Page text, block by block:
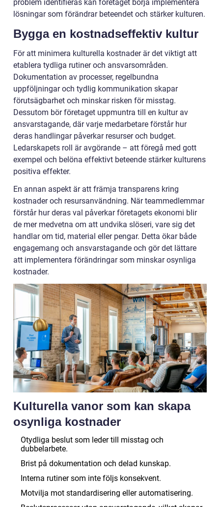
problem identifieras kan företaget börja implementera
lösningar som förändrar beteendet och stärker kulturen.
Bygga en kostnadseffektiv kultur
För att minimera kulturella kostnader är det viktigt att
etablera tydliga rutiner och ansvarsområden.
Dokumentation av processer, regelbundna
uppföljningar och tydlig kommunikation skapar
förutsägbarhet och minskar risken för misstag.
Dessutom bör företaget uppmuntra till en kultur av
ansvarstagande, där varje medarbetare förstår hur
deras handlingar påverkar resurser och budget.
Ledarskapets roll är avgörande – att föregå med gott
exempel och belöna effektivt beteende stärker kulturens
positiva effekter.
En annan aspekt är att främja transparens kring
kostnader och resursanvändning. När teammedlemmar
förstår hur deras val påverkar företagets ekonomi blir
de mer medvetna om att undvika slöseri, vare sig det
handlar om tid, material eller pengar. Detta ökar både
engagemang och ansvarstagande och gör det lättare
att implementera förändringar som minskar osynliga
kostnader.
Kulturella vanor som kan skapa
osynliga kostnader
Otydliga beslut som leder till misstag och
dubbelarbete.
Brist på dokumentation och delad kunskap.
Interna rutiner som inte följs konsekvent.
Motvilja mot standardisering eller automatisering.